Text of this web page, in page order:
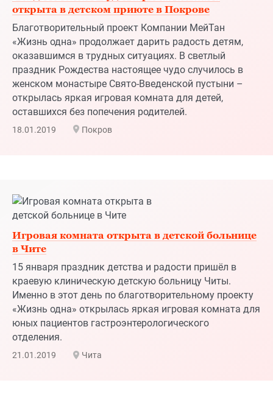
женском монастыре Свято-Введенской пустыни –
открылась яркая игровая комната для детей,
оставшихся без попечения родителей.
18.01.2019 Покров
краевую клиническую детскую больницу Читы.
Именно в этот день по благотворительному проекту
«Жизнь одна» открылась яркая игровая комната для
юных пациентов гастроэнтерологического
отделения.
21.01.2019 Чита